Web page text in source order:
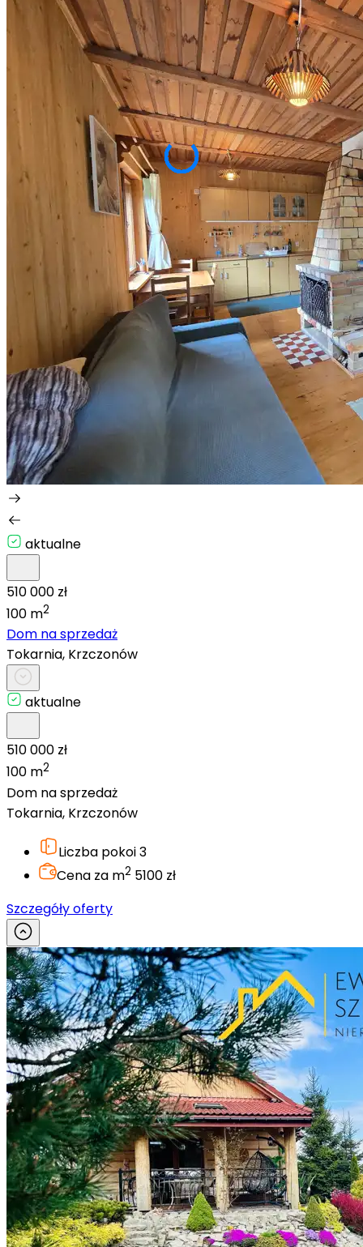
aktualne
510 000 zł
100 m2
Dom na sprzedaż
Tokarnia, Krzczonów
aktualne
510 000 zł
100 m2
Dom na sprzedaż
Tokarnia, Krzczonów
Liczba pokoi3
Cena za m2 5100 zł
Szczegóły oferty